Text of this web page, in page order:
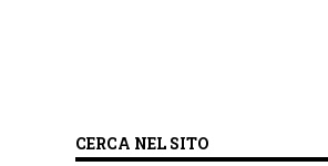
CERCA NEL SITO